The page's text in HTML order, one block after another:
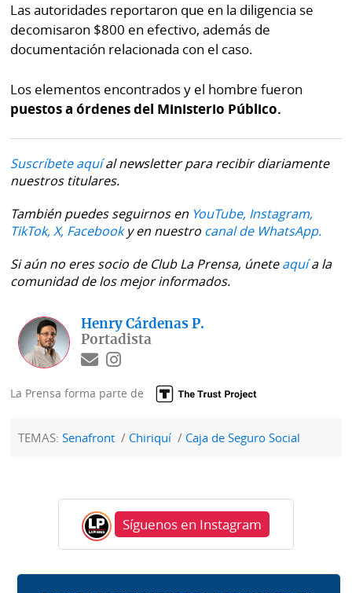
Corprensa
por
Hoy
Sábado
Picante
⌾
La
Repregunta
⌾
Tal
Cual
Sabrina
Las autoridades reportaron que en la diligencia se
decomisaron $800 en efectivo, además de
documentación relacionada con el caso.
Los elementos encontrados y el hombre fueron
puestos a órdenes del Ministerio Público.
Suscríbete aquíal newsletter para recibir diariamente
nuestros titulares.
También puedes seguirnos en YouTube, Instagram,
TikTok, X, Facebooky en nuestro canal de WhatsApp.
Si aún no eres socio de Club La Prensa, úneteaquía la
comunidad de los mejor informados.
Henry Cárdenas P.
Portadista
La Prensa forma parte de
TEMAS:Senafront Chiriquí Caja de Seguro Social
Síguenos en Instagram